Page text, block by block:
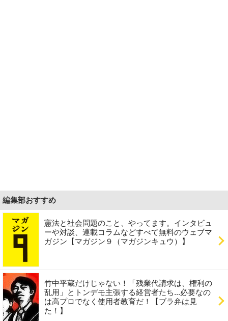
編集部おすすめ
憲法と社会問題のこと、やってます。インタビュ
ーや対談、連載コラムなどすべて無料のウェブマ
ガジン【マガジン９（マガジンキュウ）】
竹中平蔵だけじゃない！「残業代請求は、権利の
乱用」とトンデモ主張する経営者たち...必要なの
は高プロでなく使用者教育だ！【ブラ弁は見
た！】